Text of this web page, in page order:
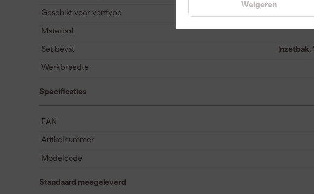
Weigeren
Geschikt voor verftype
Materiaal
Set bevat
Werkbreedte
Specificaties
EAN
Artikelnummer
Modelcode
Standaard meegeleverd